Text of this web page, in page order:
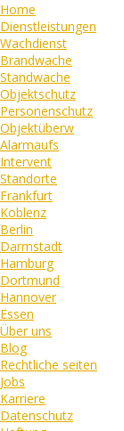
Home
Dienstleistungen
Wachdienst
Brandwache
Standwache
Objektschutz
Personenschutz
Objektüberw
Alarmaufs
Intervent
Standorte
Frankfurt
Koblenz
Berlin
Darmstadt
Hamburg
Dortmund
Hannover
Essen
Über uns
Blog
Rechtliche seiten
Jobs
Karriere
Datenschutz